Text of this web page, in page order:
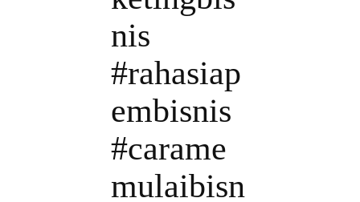
nis
#rahasiap
embisnis
#carame
mulaibisn